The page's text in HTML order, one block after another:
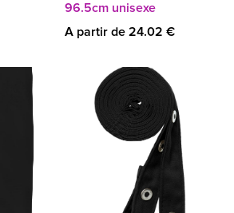
96.5cm unisexe
A partir de 24.02 €